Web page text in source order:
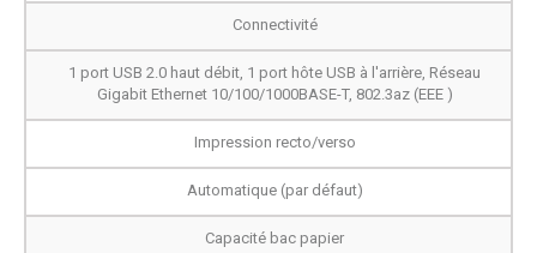
Connectivité
1 port USB 2.0 haut débit, 1 port hôte USB à l'arrière, Réseau
Gigabit Ethernet 10/100/1000BASE-T, 802.3az (EEE )
Impression recto/verso
Automatique (par défaut)
Capacité bac papier